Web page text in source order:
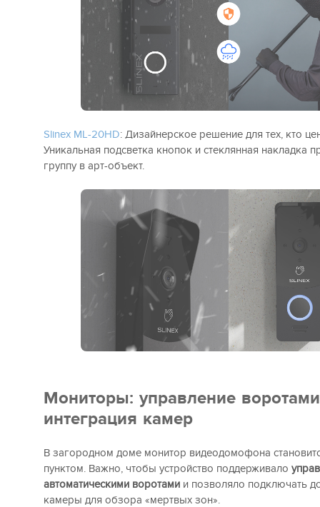
Slinex ML-20HD: Дизайнерское решение для тех, кто
Уникальная подсветка кнопок и стеклянная накладка
группу в арт-объект.
Мониторы: управление
интеграция камер
В загородном доме монитор видеодомофона
пунктом. Важно, чтобы устройство поддерживало
автоматическими воротамии позволяло подключать
камеры для обзора «мертвых зон».